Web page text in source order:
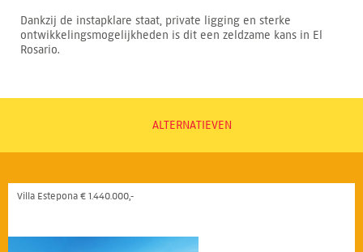
Dankzij de instapklare staat, private ligging en sterke
ontwikkelingsmogelijkheden is dit een zeldzame kans in El
Rosario.
ALTERNATIEVEN
Villa Estepona € 1.440.000,-